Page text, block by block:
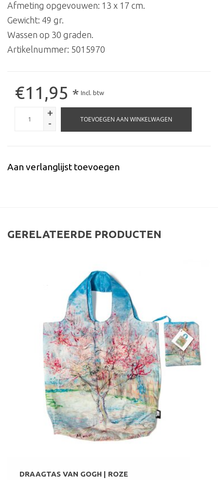
Afmeting opgevouwen: 13 x 17 cm.
Gewicht: 49 gr.
Wassen op 30 graden.
Artikelnummer: 5015970
€11,95 * Incl. btw
+
-
TOEVOEGEN AAN WINKELWAGEN
Aan verlanglijst toevoegen
GERELATEERDE PRODUCTEN
DRAAGTAS VAN GOGH | ROZE